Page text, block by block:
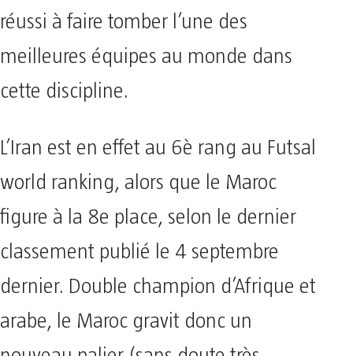
réussi à faire tomber l’une des
meilleures équipes au monde dans
cette discipline.
L’Iran est en effet au 6è rang au Futsal
world ranking, alors que le Maroc
figure à la 8e place, selon le dernier
classement publié le 4 septembre
dernier. Double champion d’Afrique et
arabe, le Maroc gravit donc un